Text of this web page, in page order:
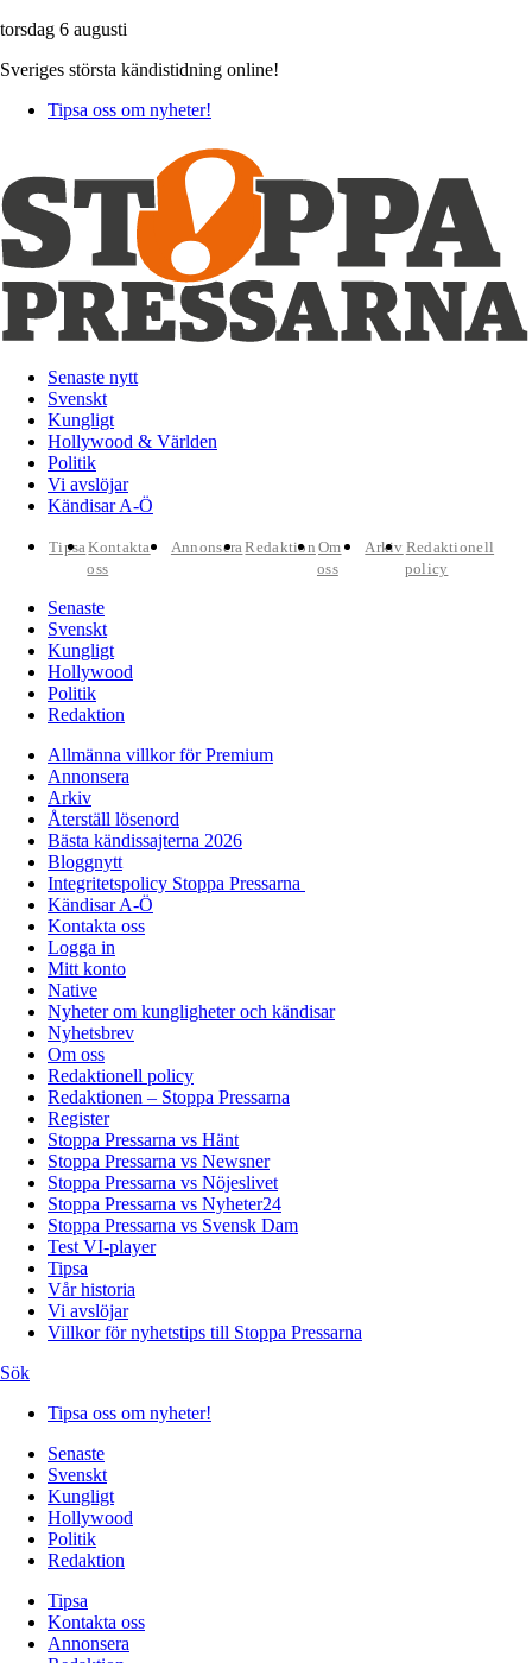
torsdag 6 augusti
Sveriges största kändistidning online!
Tipsa oss om nyheter!
Senaste nytt
Svenskt
Kungligt
Hollywood & Världen
Politik
Vi avslöjar
Kändisar A-Ö
TipsaKontakta
oss
AnnonseraRedaktion Om
oss
Arkiv Redaktionell
policy
Senaste
Svenskt
Kungligt
Hollywood
Politik
Redaktion
Allmänna villkor för Premium
Annonsera
Arkiv
Återställ lösenord
Bästa kändissajterna 2026
Bloggnytt
Integritetspolicy Stoppa Pressarna
Kändisar A-Ö
Kontakta oss
Logga in
Mitt konto
Native
Nyheter om kungligheter och kändisar
Nyhetsbrev
Om oss
Redaktionell policy
Redaktionen – Stoppa Pressarna
Register
Stoppa Pressarna vs Hänt
Stoppa Pressarna vs Newsner
Stoppa Pressarna vs Nöjeslivet
Stoppa Pressarna vs Nyheter24
Stoppa Pressarna vs Svensk Dam
Test VI-player
Tipsa
Vår historia
Vi avslöjar
Villkor för nyhetstips till Stoppa Pressarna
Sök
Tipsa oss om nyheter!
Senaste
Svenskt
Kungligt
Hollywood
Politik
Redaktion
Tipsa
Kontakta oss
Annonsera